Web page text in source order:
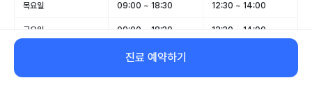
목요일 09:00 ~ 18:30 12:30 ~ 14:00
금요일 09:00 ~ 18:30 12:30 ~ 14:00
09:00 ~ 13:30
일요일 휴무 -
진료 예약하기